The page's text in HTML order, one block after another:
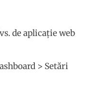
de aplicație web
> Setări